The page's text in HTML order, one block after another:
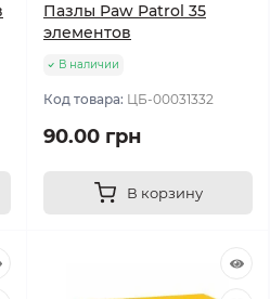
Пазлы Paw Patrol 35
элементов
В наличии
Код товара: ЦБ-00031332
90.00 грн
В корзину